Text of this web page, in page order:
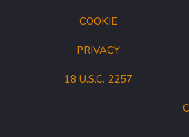
COOKIE
PRIVACY
18 U.S.C. 2257